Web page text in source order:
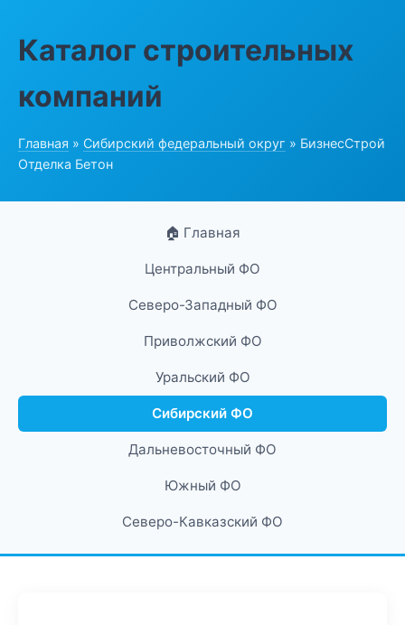
Каталог строительных
компаний
Главная » Сибирский федеральный округ » БизнесСтрой
Отделка Бетон
🏠 Главная
Центральный ФО
Северо-Западный ФО
Приволжский ФО
Уральский ФО
Сибирский ФО
Дальневосточный ФО
Южный ФО
Северо-Кавказский ФО